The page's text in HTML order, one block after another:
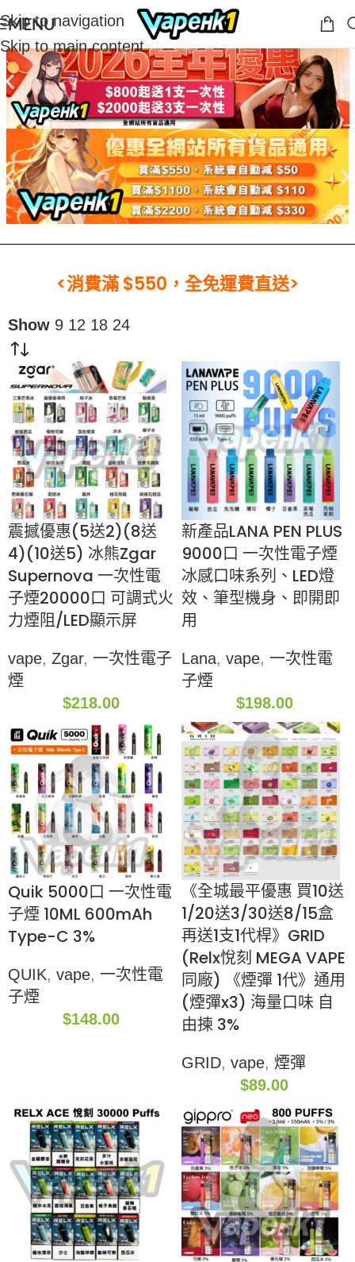
Skip to navigation
Skip to main content
MENU
<消費滿 $550，全免運費直送>
Show 9 12 18 24
震撼優惠(5送2)(8送
4)(10送5) 冰熊Zgar
Supernova 一次性電
子煙20000口 可調式火
力煙阻/LED顯示屏
vape, Zgar, 一次性電子
煙
$218.00
新產品LANA PEN PLUS
9000口 一次性電子煙
冰感口味系列、LED燈
效、筆型機身、即開即
用
Lana, vape, 一次性電
子煙
$198.00
Quik 5000口 一次性電
子煙 10ML 600mAh
Type-C 3%
QUIK, vape, 一次性電
子煙
$148.00
《全城最平優惠 買10送
1/20送3/30送8/15盒
再送1支1代桿》GRID
(Relx悅刻 MEGA VAPE
同廠) 《煙彈 1代》通用
(煙彈x3) 海量口味 自
由揀 3%
GRID, vape, 煙彈
$89.00